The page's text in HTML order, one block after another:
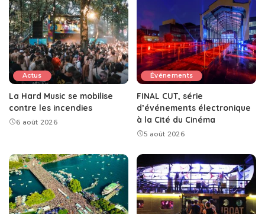
Actus
La Hard Music se mobilise
contre les incendies
6 août 2026
Événements
FINAL CUT, série
d’événements électronique
à la Cité du Cinéma
5 août 2026